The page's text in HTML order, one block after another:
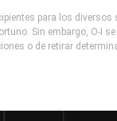
para los diversos
Sin embargo, O-I
o de retirar